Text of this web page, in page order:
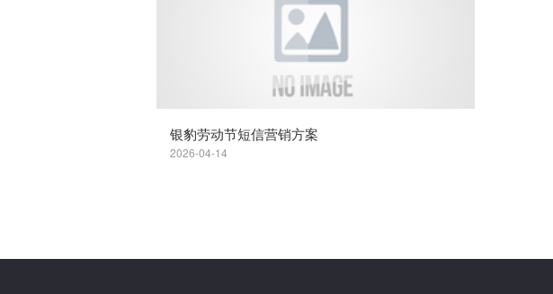
银豹劳动节短信营销方案
2026-04-14